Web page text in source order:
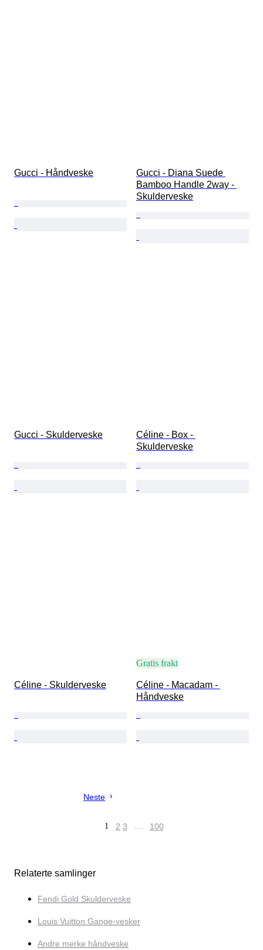
Gucci - Håndveske
Gucci - Diana Suede
Bamboo Handle 2way -
Skulderveske
Gucci - Skulderveske
Céline - Box -
Skulderveske
Céline - Skulderveske
Gratis frakt
Céline - Macadam -
Håndveske
Neste
1 2 3 … 100
Relaterte samlinger
Fendi Gold Skulderveske
Louis Vuitton Gange-vesker
Andre merke håndveske